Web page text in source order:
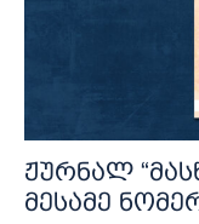
ჟურნალ
მესამე